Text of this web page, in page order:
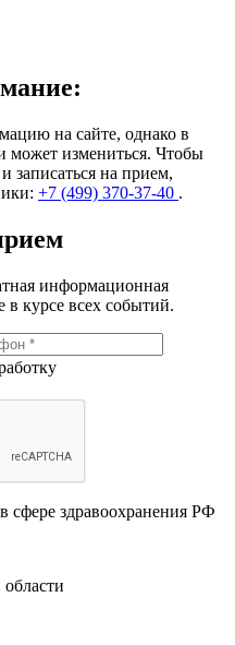
на сайте, однако в
может измениться. Чтобы
записаться на прием,
+7 (499) 370-37-40 .
информационная
в курсе всех событий.
сфере здравоохранения РФ